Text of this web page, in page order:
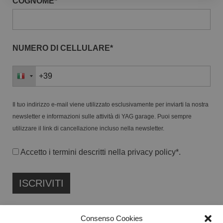
Consenso Cookies
NUMERO DI CELLULARE*
Il tuo indirizzo e-mail viene utilizzato esclusivamente per inviarti la nostra
newsletter e informazioni sulle attività di YAG garage. Puoi sempre
utilizzare il link di cancellazione incluso nella newsletter.
Accetto i termini descritti nella privacy policy*.